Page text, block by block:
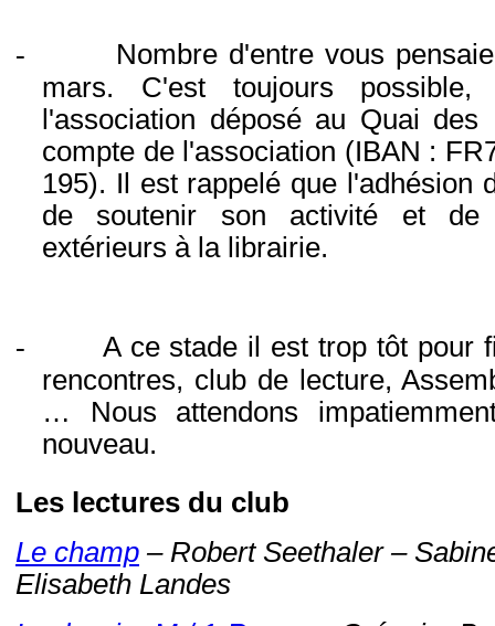
-
Nombre d'entre vous
mars. C'est toujours
l'association déposé au Quai
compte de l'association (IBAN :
195). Il est rappelé que l'adhésion
de soutenir son activité et de
extérieurs à la librairie.
-
A ce stade il est trop tôt pour
rencontres, club de lecture,
… Nous attendons
nouveau.
Les lectures du club
Le champ – Robert Seethaler –
Elisabeth Landes